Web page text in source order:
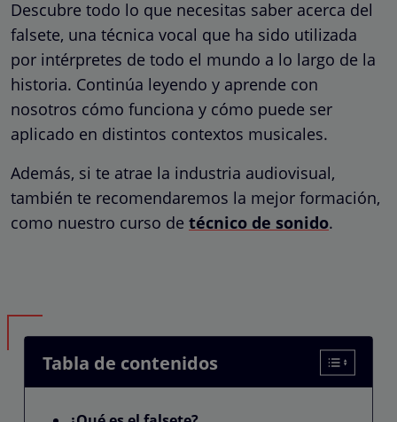
Descubre todo lo que necesitas saber acerca del
falsete, una técnica vocal que ha sido utilizada
por intérpretes de todo el mundo a lo largo de la
historia. Continúa leyendo y aprende con
nosotros cómo funciona y cómo puede ser
aplicado en distintos contextos musicales.
Además, si te atrae la industria audiovisual,
también te recomendaremos la mejor formación,
como nuestro curso de técnico de sonido.
Tabla de contenidos